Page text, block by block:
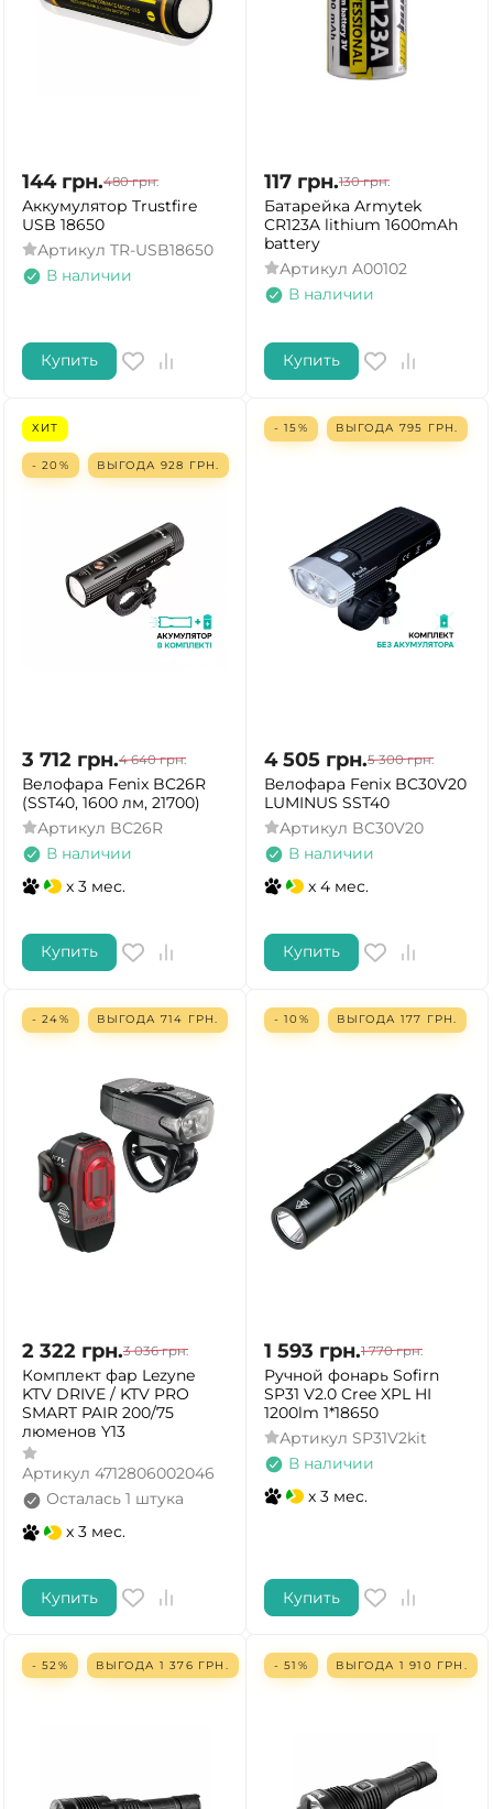
144 грн.480 грн.
Аккумулятор Trustfire
USB 18650
Артикул TR-USB18650
В наличии
Купить
117 грн.130 грн.
Батарейка Armytek
CR123A lithium 1600mAh
battery
Артикул A00102
В наличии
Купить
ХИТ
- 20% ВЫГОДА 928 ГРН.
3 712 грн.4 640 грн.
Велофара Fenix BC26R
(SST40, 1600 лм, 21700)
Артикул BC26R
В наличии
x 3 мес.
Купить
- 15% ВЫГОДА 795 ГРН.
4 505 грн.5 300 грн.
Велофара Fenix BC30V20
LUMINUS SST40
Артикул BC30V20
В наличии
x 4 мес.
Купить
- 24% ВЫГОДА 714 ГРН.
2 322 грн.3 036 грн.
Комплект фар Lezyne
KTV DRIVE / KTV PRO
SMART PAIR 200/75
люменов Y13
Артикул 4712806002046
Осталась 1 штука
x 3 мес.
Купить
- 10% ВЫГОДА 177 ГРН.
1 593 грн.1 770 грн.
Ручной фонарь Sofirn
SP31 V2.0 Cree XPL HI
1200lm 1*18650
Артикул SP31V2kit
В наличии
x 3 мес.
Купить
- 52% ВЫГОДА 1 376 ГРН. - 51% ВЫГОДА 1 910 ГРН.